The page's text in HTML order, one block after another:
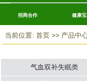
招商合作 健康
当前位置: 首页 >> 产品中
气血双补失眠类